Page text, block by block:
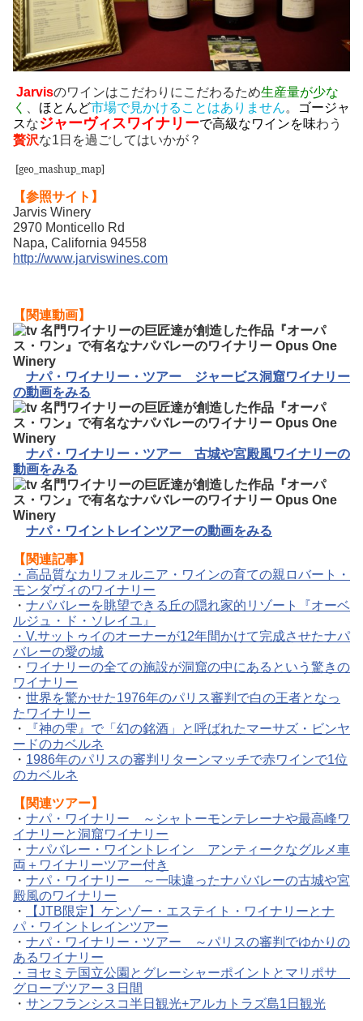
Jarvisのワインはこだわりにこだわるため生産量が少な
く
ほとんど市場で見かける ことはありません。
ゴージャ
スなジャーヴィスワイナリーで高級なワインを味わう
贅沢な1日を過ごしてはいかが？
[geo_mashup_map]
【参照サイト】
Jarvis Winery
2970 Monticello Rd
Napa, California 94558
http://www.jarviswines.com
【関連動画】
ナパ・ワイナリー・ツアー ジャービス洞窟ワイナリー
の動画をみる
ナパ・ワイナリー・ツアー 古城や宮殿風ワイナリーの
動画をみる
ナパ・ワイントレインツアーの動画をみる
【関連記事】
・高品質なカリフォルニア・ワインの育ての親ロバート・
モンダヴィのワイナリー
・ ナパバレーを眺望できる丘の隠れ家的リゾート『オーベ
ルジュ・ド・ソレイユ』
・V.サットゥイのオーナーが12年間かけて完成させたナパ
バレーの愛の城
・ ワイナリーの全ての施設が洞窟の中にあるという驚きの
ワイナリー
・ 世界を驚かせた1976年のパリス審判で白の王者となっ
たワイナリー
・
『神の雫』で「幻の銘酒」と呼ばれたマーサズ・ビンヤ
ードのカベルネ
・ 1986年のパリスの審判リターンマッチで赤ワインで1位
のカベルネ
【関連ツアー】
・ ナパ・ワイナリー ～シャトーモンテレーナや最高峰ワ
イナリーと洞窟ワイナリー
・ ナパバレー・ワイントレイン アンティークなグルメ車
両＋ワイナリーツアー付き
・ ナパ・ワイナリー ～一味違ったナパバレーの古城や宮
殿風のワイナリー
・
【JTB限定】ケンゾー・エステイト・ワイナリーとナ
パ・ワイントレインツアー
・ ナパ・ワイナリー・ツアー ～パリスの審判でゆかりの
あるワイナリー
・ヨセミテ国立公園とグレーシャーポイントとマリポサ
グローブツアー３日間
・ サンフランシスコ半日観光+アルカトラズ島1日観光